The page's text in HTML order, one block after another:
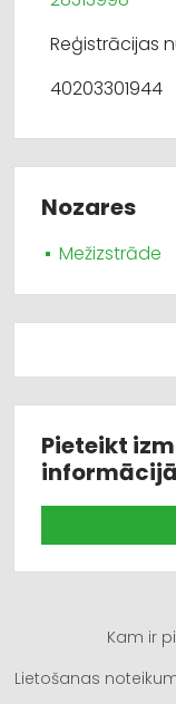
Reģistrācijas
40203301944
Nozares
Mežizstrāde
Pieteikt
informācijā
Kam ir
Lietošanas